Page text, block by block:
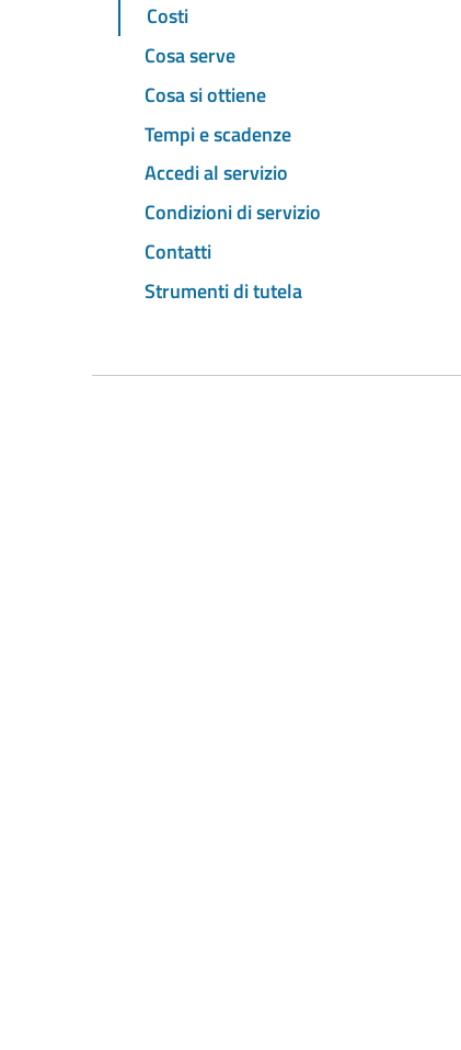
Costi
Cosa serve
Cosa si ottiene
Tempi e scadenze
Accedi al servizio
Condizioni di servizio
Contatti
Strumenti di tutela